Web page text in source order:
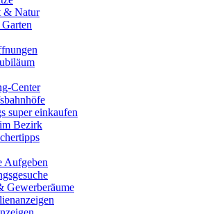
& Natur
Center
super einkaufen
Bezirk
Aufgeben
Gewerberäume